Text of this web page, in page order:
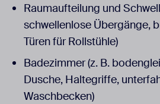
Raumaufteilung und
schwellenlose Übergänge,
Türen für Rollstühle)
Badezimmer (z. B.
Dusche, Haltegriffe,
Waschbecken)